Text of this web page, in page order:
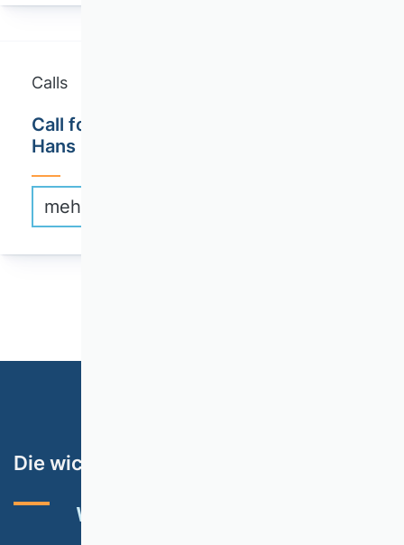
Calls
Call for Applications: Connex! - Dr.
Hans Riegel-Wissenschaftsvernetzung
mehr erfahren
Die wichtigsten Themen
VHB-RATING 2024